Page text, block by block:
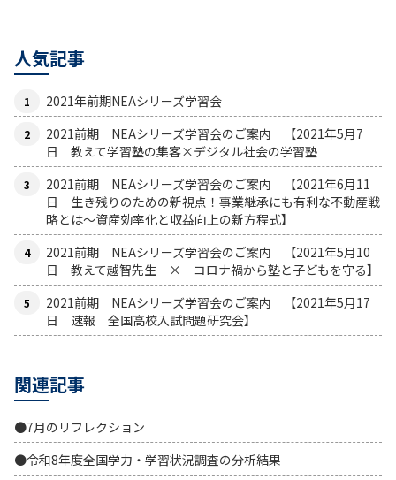
人気記事
2021年前期NEAシリーズ学習会
2021前期 NEAシリーズ学習会のご案内 【2021年5月7
日 教えて学習塾の集客×デジタル社会の学習塾
2021前期 NEAシリーズ学習会のご案内 【2021年6月11
日 生き残りのための新視点！事業継承にも有利な不動産戦
略とは〜資産効率化と収益向上の新方程式】
2021前期 NEAシリーズ学習会のご案内 【2021年5月10
日 教えて越智先生 × コロナ禍から塾と子どもを守る】
2021前期 NEAシリーズ学習会のご案内 【2021年5月17
日 速報 全国高校入試問題研究会】
関連記事
●7月のリフレクション
●令和8年度全国学力・学習状況調査の分析結果